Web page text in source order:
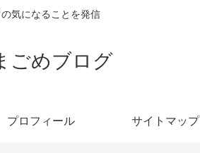
の気になることを発信
ごめブログ
プロフィール サイトマップ